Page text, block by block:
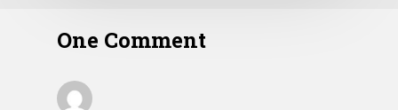
One Comment